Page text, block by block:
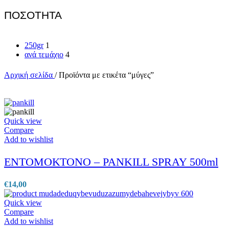
ΠΟΣΟΤΗΤΑ
250gr 1
ανά τεμάχιο 4
Αρχική σελίδα / Προϊόντα με ετικέτα “μύγες”
Quick view
Compare
Add to wishlist
ΕΝΤΟΜΟΚΤΟΝΟ – PANKILL SPRAY 500ml
€14,00
Quick view
Compare
Add to wishlist